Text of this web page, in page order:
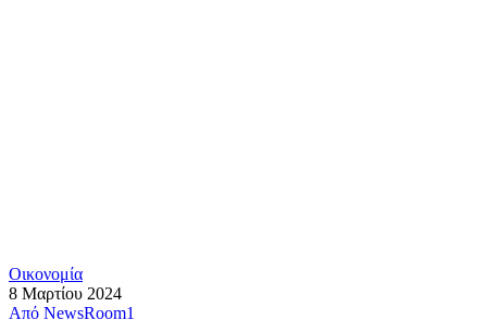
Οικονομία
8 Μαρτίου 2024
Από NewsRoom1